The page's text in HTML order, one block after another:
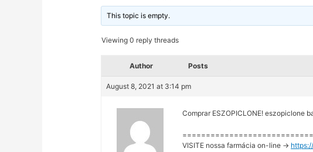
This topic is empty.
Viewing 0 reply threads
Author Posts
August 8, 2021 at 3:14 pm
Comprar ESZOPICLONE! eszopiclone
VISITE nossa farmácia on-line ->